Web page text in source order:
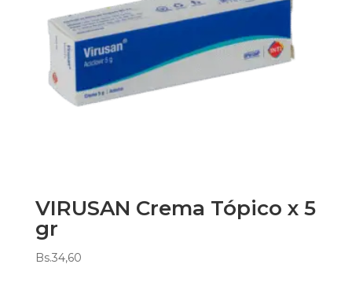
VIRUSAN Crema Tópico x 5
gr
Bs.34,60